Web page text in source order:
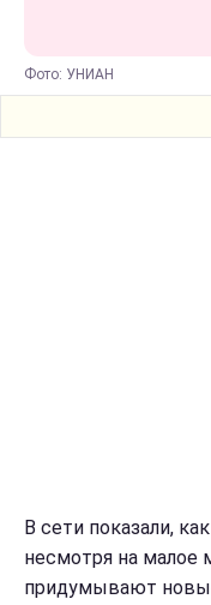
Фото: УНИАН
В сети показали,
несмотря на малое
придумывают